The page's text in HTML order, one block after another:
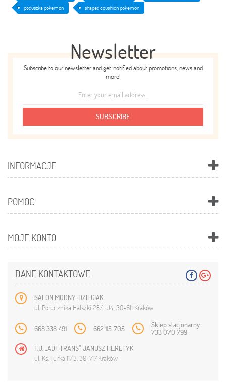
poduszka pokemon
shaped coushion pokemon
Newsletter
Subscribe to our newsletter and get notified about promotions, news and
more!
SUBSCRIBE
INFORMACJE
POMOC
MOJE KONTO
DANE KONTAKTOWE
SALON MODNY-DZIECIAK
ul. Porucznika Halszki 28/LU4, 30-611 Kraków
668 338 491 662 115 705 Sklep stacjonarny
733 070 799
F.U. „ADI-TRANS” JANUSZ HERETYK
ul. Ks. Turka 11/3, 30-717 Kraków